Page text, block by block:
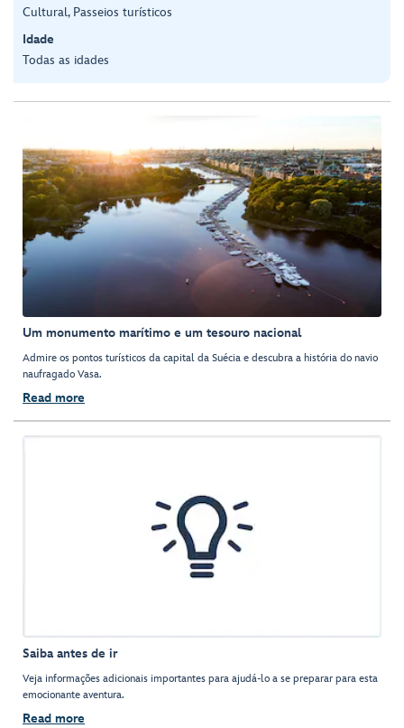
Cultural, Passeios turísticos
Idade
Todas as idades
Um monumento marítimo e um tesouro nacional
Admire os pontos turísticos da capital da Suécia e descubra a história do navio
naufragado Vasa.
Read more
Saiba antes de ir
Veja informações adicionais importantes para ajudá-lo a se preparar para esta
emocionante aventura.
Read more